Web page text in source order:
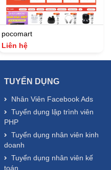
pocomart
Liên hệ
TUYỂN DỤNG
Nhân Viên Facebook Ads
Tuyển dụng lập trình viên
PHP
Tuyển dụng nhân viên kinh
doanh
Tuyển dụng nhân viên kế
toán